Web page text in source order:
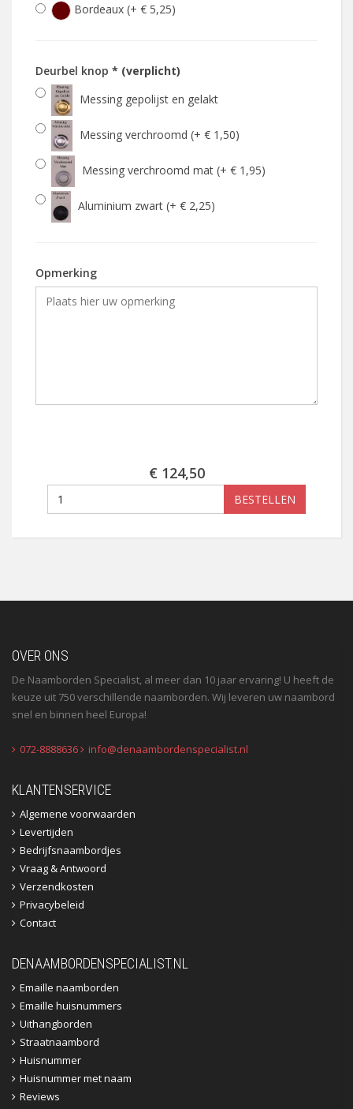
Bordeaux (+ € 5,25)
Deurbel knop * (verplicht)
Messing gepolijst en gelakt
Messing verchroomd (+ € 1,50)
Messing verchroomd mat (+ € 1,95)
Aluminium zwart (+ € 2,25)
Opmerking
€ 124,50
BESTELLEN
OVER ONS
De Naamborden Specialist, al meer dan 10 jaar ervaring! U heeft de
keuze uit 750 verschillende naamborden. Wij leveren uw naambord
snel en binnen heel Europa!
072-8888636 info@denaambordenspecialist.nl
KLANTENSERVICE
Algemene voorwaarden
Levertijden
Bedrijfsnaambordjes
Vraag & Antwoord
Verzendkosten
Privacybeleid
Contact
DENAAMBORDENSPECIALIST.NL
Emaille naamborden
Emaille huisnummers
Uithangborden
Straatnaambord
Huisnummer
Huisnummer met naam
Reviews